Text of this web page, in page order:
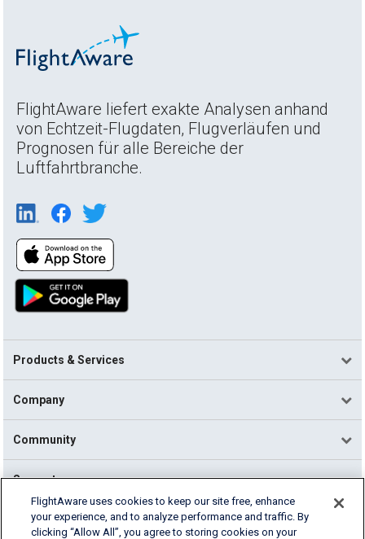
FlightAware liefert exakte Analysen anhand
von Echtzeit-Flugdaten, Flugverläufen und
Prognosen für alle Bereiche der
Luftfahrtbranche.
Products & Services
Company
Community
Support
English (USA)
2026 FlightAware
FlightAware uses cookies to keep our site free, enhance
your experience, and to analyze performance and traffic. By
clicking “Allow All”, you agree to storing cookies on your